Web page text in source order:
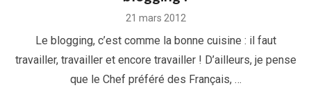
Posted
21 mars 2012
Le blogging, c’est comme la bonne cuisine : il faut
travailler, travailler et encore travailler ! D’ailleurs, je pense
que le Chef préféré des Français, …